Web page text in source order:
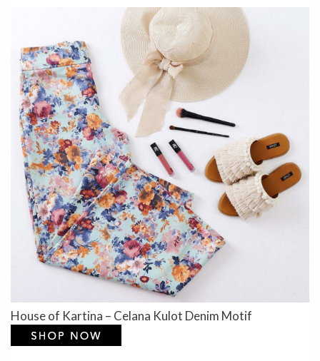
House of Kartina – Celana Kulot Denim Motif